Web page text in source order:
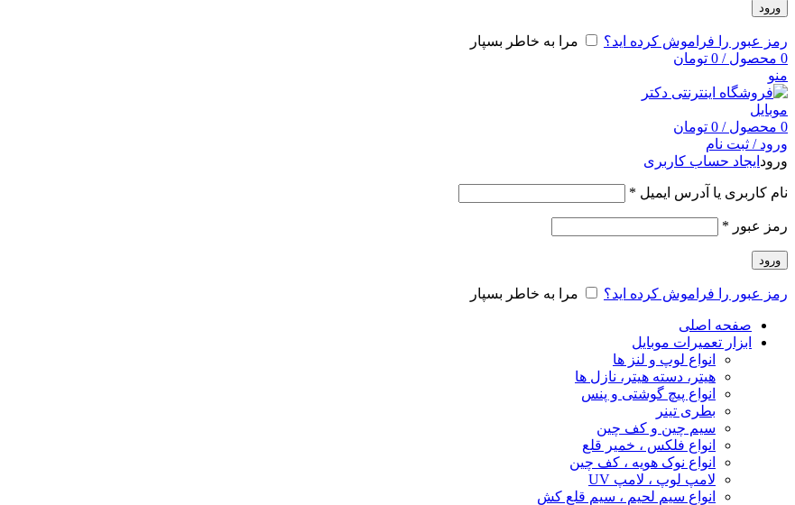
ورود
رمز عبور را فراموش کرده اید؟
مرا به خاطر بسپار
0 محصول /
0 تومان
منو
0 محصول /
0 تومان
ورود / ثبت نام
ورود ایجاد حساب کاربری
نام کاربری یا آدرس ایمیل *
رمز عبور *
ورود
رمز عبور را فراموش کرده اید؟ مرا به خاطر بسپار
صفحه اصلی
ابزار تعمیرات موبایل
انواع لوپ و لنز ها
هیتر، دسته هیتر، نازل ها
انواع پیچ‌ گوشتی و پنس
بطری تینر
سیم چین و کف چین
انواع فلکس ، خمیر قلع
انواع نوک هویه ، کف چین
لامپ لوپ ، لامپ UV
انواع سیم لحیم ، سیم قلع کش